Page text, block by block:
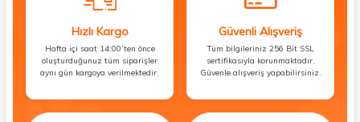
Hızlı Kargo
Hafta içi saat 14:00’ten önce
oluşturduğunuz tüm siparişler
aynı gün kargoya verilmektedir.
Güvenli Alışveriş
Tüm bilgileriniz 256 Bit SSL
sertifikasıyla korunmaktadır.
Güvenle alışveriş yapabilirsiniz.